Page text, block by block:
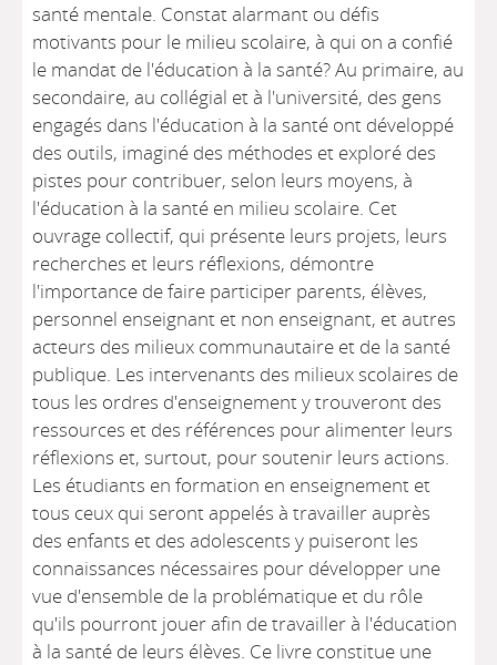
santé mentale. Constat alarmant ou défis
motivants pour le milieu scolaire, à qui on a confié
le mandat de l'éducation à la santé? Au primaire, au
secondaire, au collégial et à l'université, des gens
engagés dans l'éducation à la santé ont développé
des outils, imaginé des méthodes et exploré des
pistes pour contribuer, selon leurs moyens, à
l'éducation à la santé en milieu scolaire. Cet
ouvrage collectif, qui présente leurs projets, leurs
recherches et leurs réflexions, démontre
l'importance de faire participer parents, élèves,
personnel enseignant et non enseignant, et autres
acteurs des milieux communautaire et de la santé
publique. Les intervenants des milieux scolaires de
tous les ordres d'enseignement y trouveront des
ressources et des références pour alimenter leurs
réflexions et, surtout, pour soutenir leurs actions.
Les étudiants en formation en enseignement et
tous ceux qui seront appelés à travailler auprès
des enfants et des adolescents y puiseront les
connaissances nécessaires pour développer une
vue d'ensemble de la problématique et du rôle
qu'ils pourront jouer afin de travailler à l'éducation
à la santé de leurs élèves. Ce livre constitue une